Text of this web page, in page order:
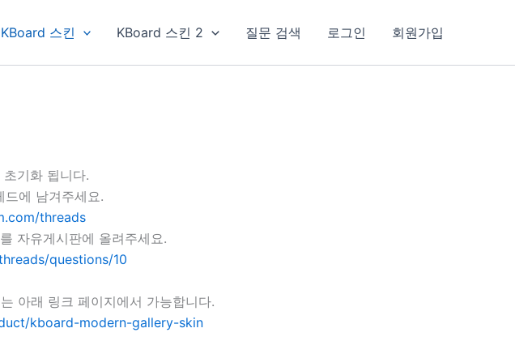
KBoard 스킨 KBoard 스킨 2 질문 검색 로그인 회원가입
기화 됩니다.
드에 남겨주세요.
threads
자유게시판에 올려주세요.
questions/10
아래 링크 페이지에서 가능합니다.
kboard-modern-gallery-skin